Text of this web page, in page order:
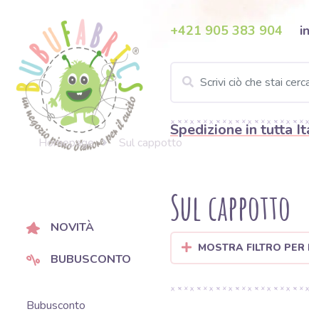
+421 905 383 904
Spedizione in tutta
Homepage Sul cappotto
NOVITÀ
BUBUSCONTO
Bubusconto
Sul cappotto
MOSTRA FILTRO PER